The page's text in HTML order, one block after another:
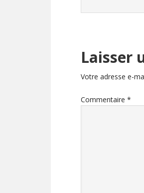
Laisser
Votre adresse e-
Commentaire *